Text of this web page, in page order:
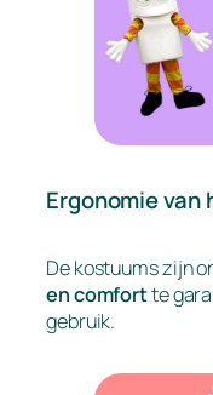
Ergonomie van
De kostuums zijn
en comfortte
gebruik.